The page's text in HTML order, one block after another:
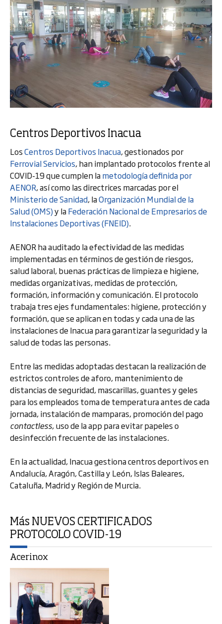
Centros Deportivos Inacua
LosCentros Deportivos Inacua, gestionados por
Ferrovial Servicios, han implantado protocolos frente al
COVID-19 que cumplen lametodología definida por
AENOR, así como las directrices marcadas por el
Ministerio de Sanidad, laOrganización Mundial de la
Salud (OMS)y laFederación Nacional de Empresarios de
Instalaciones Deportivas (FNEID).
AENOR ha auditado la efectividad de las medidas
implementadas en términos de gestión de riesgos,
salud laboral, buenas prácticas de limpieza e higiene,
medidas organizativas, medidas de protección,
formación, información y comunicación. El protocolo
trabaja tres ejes fundamentales: higiene, protección y
formación, que se aplican en todas y cada una de las
instalaciones de Inacua para garantizar la seguridad y la
salud de todas las personas.
Entre las medidas adoptadas destacan la realización de
estrictos controles de aforo, mantenimiento de
distancias de seguridad, mascarillas, guantes y geles
para los empleados toma de temperatura antes de cada
jornada, instalación de mamparas, promoción del pago
contactless, uso de la app para evitar papeles o
desinfección frecuente de las instalaciones.
En la actualidad, Inacua gestiona centros deportivos en
Andalucía, Aragón, Castilla y León, Islas Baleares,
Cataluña, Madrid y Región de Murcia.
Más NUEVOS CERTIFICADOS
PROTOCOLO COVID-19
Acerinox